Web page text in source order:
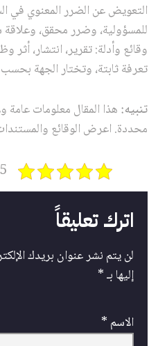
التعويض عن الضرر المعنوي في
للمسؤولية، وضرر محقق،
وقائع وأدلة: تقرير، انتشار،
تعرفة ثابتة، وتختار الجهة
تنبيه: هذا المقال معلومات
محددة. اعرض الوقائع
5/5
اترك تعليقاً
لن يتم نشر عنوان بريدك
إليها بـ*
الاسم *